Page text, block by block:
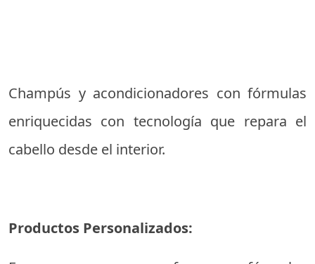
Champús y acondicionadores con fórmulas
enriquecidas con tecnología que repara el
cabello desde el interior.
Productos Personalizados: